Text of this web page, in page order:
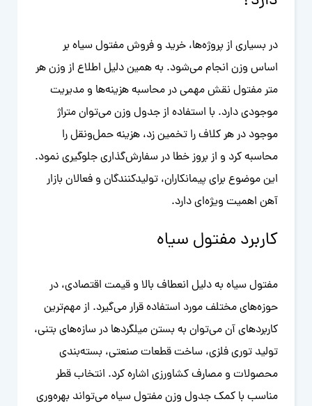
در بسیاری از پروژه‌ها، خرید و فروش مفتول سیاه بر
اساس وزن انجام می‌شود. به همین دلیل اطلاع از وزن هر
متر مفتول نقش مهمی در محاسبه هزینه‌ها و مدیریت
موجودی دارد. با استفاده از جدول وزن می‌توان متراژ
موجود در هر کلاف را تخمین زد، هزینه حمل‌ونقل را
محاسبه کرد و از بروز خطا در سفارش‌گذاری جلوگیری نمود.
این موضوع برای پیمانکاران، تولیدکنندگان و فعالان بازار
آهن اهمیت ویژه‌ای دارد.
کاربرد مفتول سیاه
مفتول سیاه به دلیل انعطاف بالا و قیمت اقتصادی، در
حوزه‌های مختلف مورد استفاده قرار می‌گیرد. از مهم‌ترین
کاربردهای آن می‌توان به بستن میلگردها در سازه‌های بتنی،
تولید توری فلزی، ساخت قطعات صنعتی، بسته‌بندی
محصولات و مصارف کشاورزی اشاره کرد. انتخاب قطر
مناسب با کمک جدول وزن مفتول سیاه می‌تواند بهره‌وری